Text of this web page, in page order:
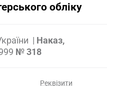
обліку
| Наказ,
№ 318
Реквізити